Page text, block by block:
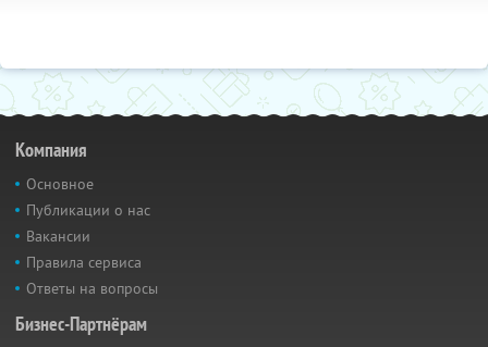
Компания
Основное
Публикации о нас
Вакансии
Правила сервиса
Ответы на вопросы
Бизнес-Партнёрам